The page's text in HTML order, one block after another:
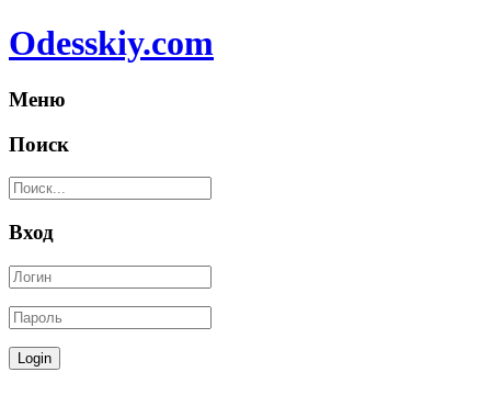
Odesskiy.com
Меню
Поиск
Вход